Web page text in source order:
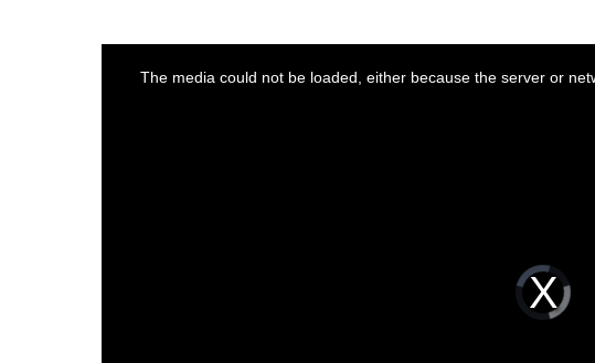
Video
Player
loading.
The media could not be loaded, either because the server or